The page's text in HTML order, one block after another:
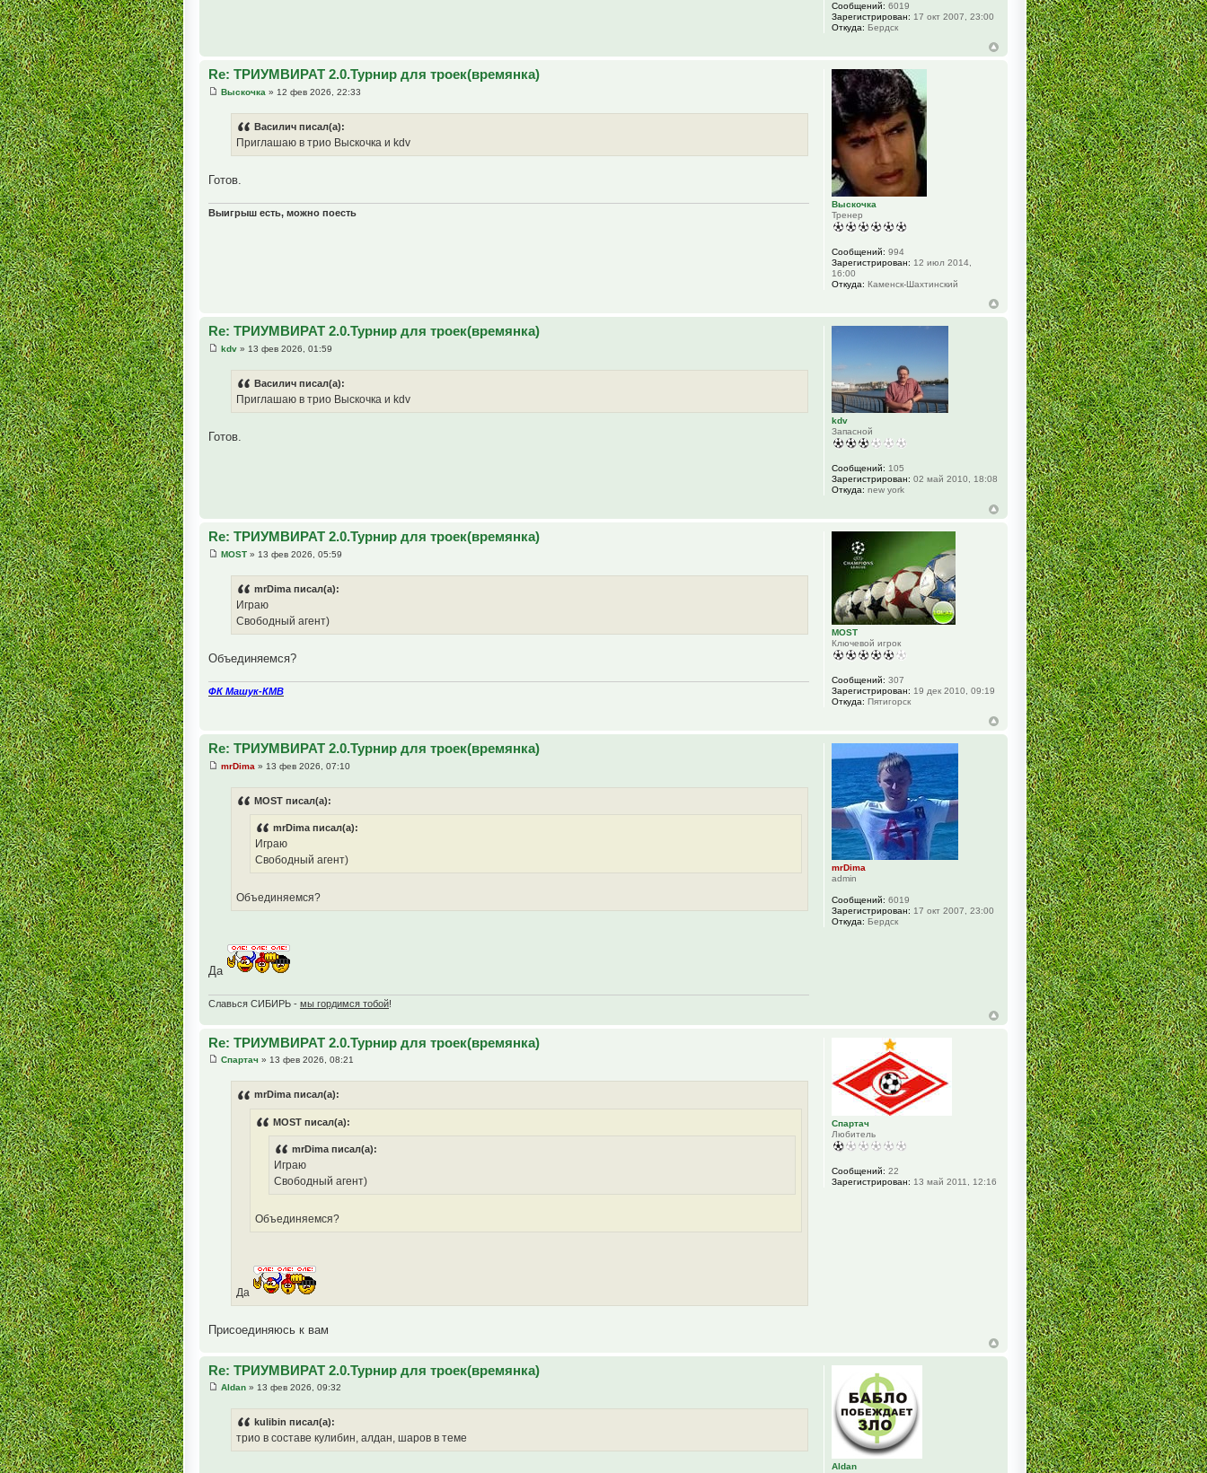
Сообщений: 6019
Зарегистрирован: 17 окт 2007, 23:00
Откуда: Бердск
Re: ТРИУМВИРАТ 2.0.Турнир для троек(времянка)
Выскочка » 12 фев 2026, 22:33
Василич писал(а):
Приглашаю в трио Выскочка и kdv
Готов.
Выигрыш есть, можно поесть
Выскочка
Тренер
Сообщений: 994
Зарегистрирован: 12 июл 2014,
16:00
Откуда: Каменск-Шахтинский
Re: ТРИУМВИРАТ 2.0.Турнир для троек(времянка)
kdv » 13 фев 2026, 01:59
Василич писал(а):
Приглашаю в трио Выскочка и kdv
Готов.
kdv
Запасной
Сообщений: 105
Зарегистрирован: 02 май 2010, 18:08
Откуда: new york
Re: ТРИУМВИРАТ 2.0.Турнир для троек(времянка)
MOST » 13 фев 2026, 05:59
mrDima писал(а):
Играю
Свободный агент)
Объединяемся?
ФК Машук-КМВ
MOST
Ключевой игрок
Сообщений: 307
Зарегистрирован: 19 дек 2010, 09:19
Откуда: Пятигорск
Re: ТРИУМВИРАТ 2.0.Турнир для троек(времянка)
mrDima » 13 фев 2026, 07:10
MOST писал(а):
mrDima писал(а):
Играю
Свободный агент)
Объединяемся?
Да
Славься СИБИРЬ - мы гордимся тобой!
mrDima
admin
Сообщений: 6019
Зарегистрирован: 17 окт 2007, 23:00
Откуда: Бердск
Re: ТРИУМВИРАТ 2.0.Турнир для троек(времянка)
Спартач » 13 фев 2026, 08:21
mrDima писал(а):
MOST писал(а):
mrDima писал(а):
Играю
Свободный агент)
Объединяемся?
Да
Присоединяюсь к вам
Спартач
Любитель
Сообщений: 22
Зарегистрирован: 13 май 2011, 12:16
Re: ТРИУМВИРАТ 2.0.Турнир для троек(времянка)
Aldan » 13 фев 2026, 09:32
kulibin писал(а):
трио в составе кулибин, алдан, шаров в теме
Aldan